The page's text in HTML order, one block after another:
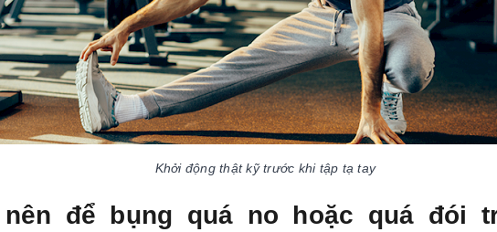
Khởi động thật kỹ trước khi tập tạ tay
nên để bụng quá no hoặc quá đói